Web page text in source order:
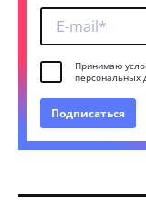
Принимаю
персональных
Подписаться